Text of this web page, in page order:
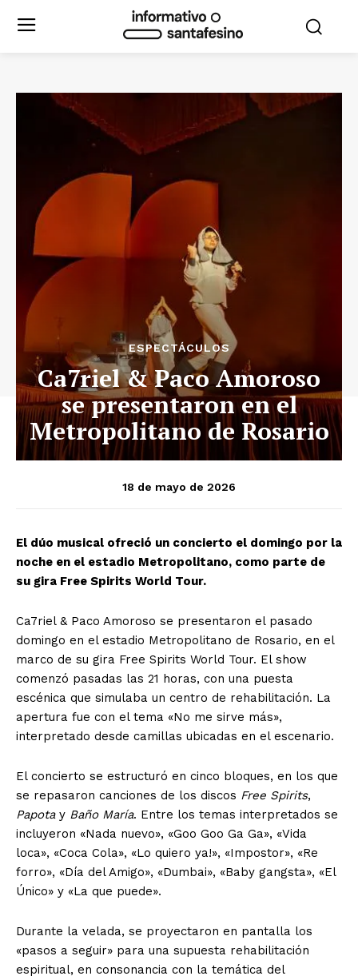
ESPECTÁCULOS
Ca7riel & Paco Amoroso
se presentaron en el
Metropolitano de Rosario
18 de mayo de 2026
El dúo musical ofreció un concierto el domingo por la
noche en el estadio Metropolitano, como parte de
su gira Free Spirits World Tour.
Ca7riel & Paco Amoroso se presentaron el pasado
domingo en el estadio Metropolitano de Rosario, en el
marco de su gira Free Spirits World Tour. El show
comenzó pasadas las 21 horas, con una puesta
escénica que simulaba un centro de rehabilitación. La
apertura fue con el tema «No me sirve más»,
interpretado desde camillas ubicadas en el escenario.
El concierto se estructuró en cinco bloques, en los que
se repasaron canciones de los discos Free Spirits,
Papotay Baño María. Entre los temas interpretados se
incluyeron «Nada nuevo», «Goo Goo Ga Ga», «Vida
loca», «Coca Cola», «Lo quiero ya!», «Impostor», «Re
forro», «Día del Amigo», «Dumbai», «Baby gangsta», «El
Único» y «La que puede».
Durante la velada, se proyectaron en pantalla los
«pasos a seguir» para una supuesta rehabilitación
espiritual, en consonancia con la temática del